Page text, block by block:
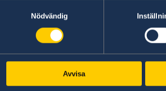
Nödvändig
Avvisa
24 tr.
Street 2